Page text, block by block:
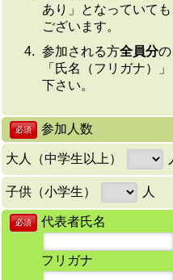
あり」となっていて
ございます。
参加される方全員分の
「氏名（フリガナ）
下さい。
必須 参加人数
大人（中学生以上）
子供（小学生） 人
必須 代表者氏名
フリガナ